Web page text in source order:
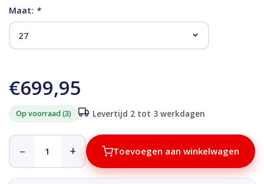
Maat: *
€699,95
Op voorraad (3) Levertijd 2 tot 3 werkdagen
– + Toevoegen aan winkelwagen